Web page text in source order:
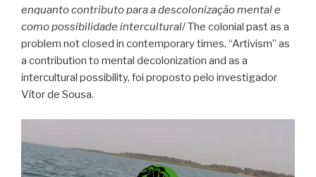
enquanto contributo para a descolonização mental e
como possibilidade intercultural/ The colonial past as a
problem not closed in contemporary times. “Artivism” as
a contribution to mental decolonization and as a
intercultural possibility, foi proposto pelo investigador
Vítor de Sousa.